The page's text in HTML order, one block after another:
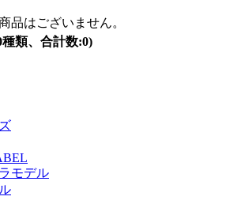
品はございません。
類、合計数:0)
モデル